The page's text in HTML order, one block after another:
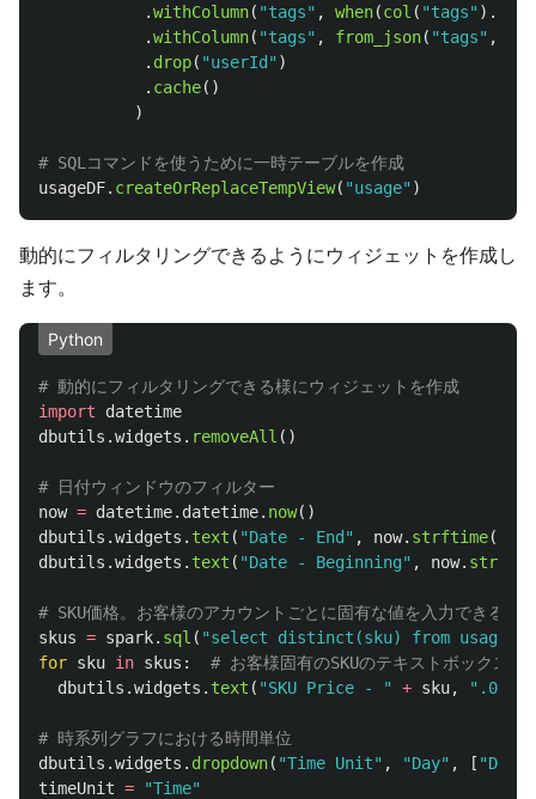
.withColumn( "tags" , when(col ( "tags" ).
.withColumn( "tags" , from_json( "tags" ,
. drop( "userId " )
. cache()
)
usageDF. createOrReplaceTempView( "usage" )
動的にフィルタリングできるようにウィジェットを作成し
ます。
Python
import
datetime
dbutils .widgets . removeAll ()
now = datetime. datetime. now()
dbutils .widgets . text ( "Date - End " , now. strftime(
dbutils .widgets . text ( "Date - Beginning" , now.
skus = spark. sql ( "select distinct(sku) from usage
for sku in skus :
dbutils .widgets . text ( "SKU Price - " + sku, " .00
dbutils .widgets . dropdown( "Time Unit" , "Day" , [ "Day
timeUnit = "Time"